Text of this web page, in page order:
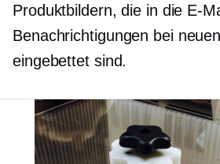
Produktbildern, die in die E-
Benachrichtigungen bei
eingebettet sind.